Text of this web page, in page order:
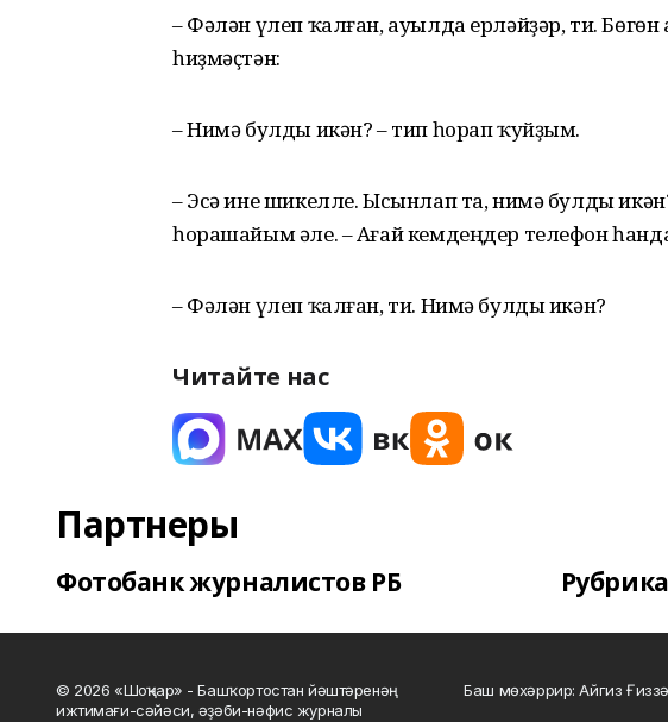
– Фәлән үлеп ҡалған, ауылда ерләйҙәр, ти.
һиҙмәҫтән:
– Нимә булды икән? – тип һорап ҡуйҙым.
– Эсә ине шикелле. Ысынлап та, нимә булды
һорашайым әле. – Ағай кемдеңдер телефон
– Фәлән үлеп ҡалған, ти. Нимә булды икән?
Читайте нас
Партнеры
Фотобанк журналистов РБ
© 2026 «Шоңҡар» - Башҡортостан йәштәренәң
ижтимағи-сәйәси, әҙәби-нәфис журналы
Баш мөхәррир: Айгиз